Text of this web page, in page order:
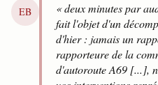
EB
« deux minutes par
fait l'objet d'un
d'hier : jamais un
rapporteure de la
d'autoroute A69 [...],